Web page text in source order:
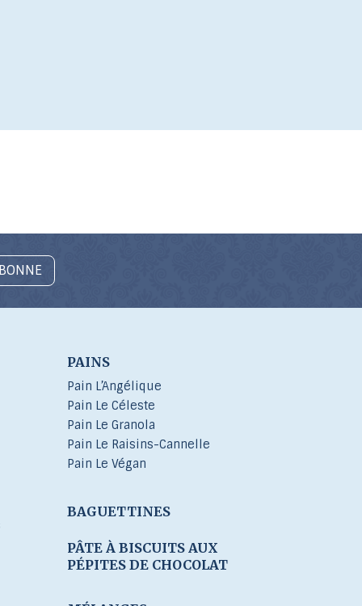
PAINS
Pain L’Angélique
Pain Le Céleste
Pain Le Granola
Pain Le Raisins-Cannelle
Pain Le Végan
BAGUETTINES
PÂTE À BISCUITS AUX
PÉPITES DE CHOCOLAT